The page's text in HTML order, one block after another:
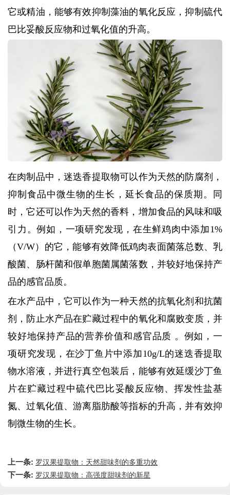
它或精油，能够有效抑制藻油的氧化反应，抑制硫代
巴比妥酸反应物和过氧化值的升高。
在肉制品中，迷迭香提取物可以作为天然的防腐剂，
抑制食品中微生物的生长，延长食品的保质期。同
时，它还可以作为天然的香料，增加食品的风味和吸
引力。例如，一项研究发现，在生鲜鸡肉中添加1%
（V/W）的它，能够有效降低鸡肉表面菌落总数、乳
酸菌、肠杆菌和假单胞菌属菌落数，并较好地保持产
品的感官品质。
在水产品中，它可以作为一种天然的抗氧化剂和抗菌
剂，防止水产品在贮藏过程中的氧化和腐败变质，并
较好地保持产品的营养价值和感官品质 。例如，一
项研究发现，在沙丁鱼片中添加10g/L的迷迭香提取
物水溶液，并进行真空包装后，能够有效延缓沙丁鱼
片在贮藏过程中硫代巴比妥酸反应物、挥发性盐基
氮、过氧化值、游离脂肪酸等指标的升高，并有效抑
制微生物的生长。
上一条: 罗汉果提取物：天然甜味剂的多重功效
下一条: 罗汉果提取物：高强度甜味剂的新星